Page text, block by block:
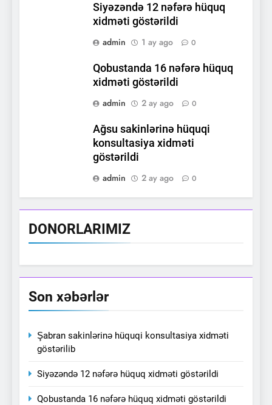
Siyəzəndə 12 nəfərə hüquq
xidməti göstərildi
admin
1 ay ago 0
Qobustanda 16 nəfərə hüquq
xidməti göstərildi
admin
2 ay ago 0
Ağsu sakinlərinə hüquqi
konsultasiya xidməti
göstərildi
admin
2 ay ago 0
DONORLARIMIZ
Son xəbərlər
Şabran sakinlərinə hüquqi konsultasiya xidməti
göstərilib
Siyəzəndə 12 nəfərə hüquq xidməti göstərildi
Qobustanda 16 nəfərə hüquq xidməti göstərildi